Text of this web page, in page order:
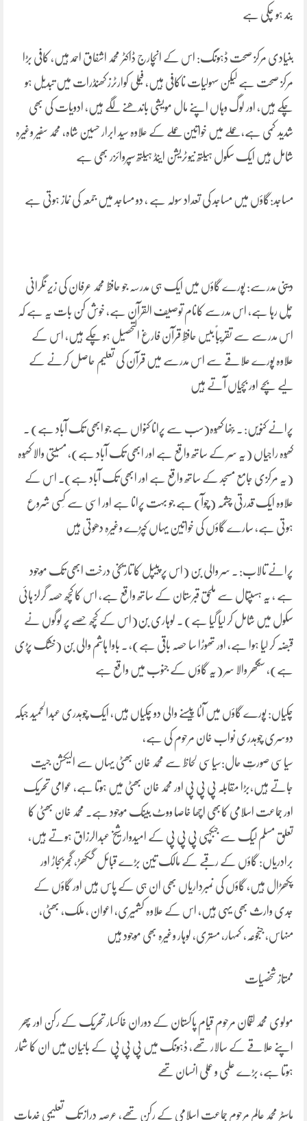
بند ہو چکی ہے
بنیادی مرکز صحت ڈہونگ: اس کے انچارج ڈاکٹر محمد اشفاق احمد ہیں، کافی بڑا
مرکز صحت ہے لیکن سہولیات ناکافی ہیں، فیملی کوارٹرز کھنڈرات میں تبدیل ہو
چکے ہیں، اور لوگ وہاں اپنے مال مویشی باندھنے لگے ہیں، ادویات کی بھی
شدید کمی ہے، عملے میں خواتین عملے کے علاوہ سید ابرار حسین شاہ، محمد سفیر وغیرہ
شامل ہیں ایک سکول ہیلتھ نیوٹریشن اینڈ ہیلتھ سپروائزر بھی ہے
مساجد:گاؤں میں مساجد کی تعداد سولہ ہے ، دو مساجد میں جمعہ کی نماز ہوتی ہے
دینی مدرسے: پورے گاؤں میں ایک ہی مدرسہ جو حافظ محمد عرفان کی زیر نگرانی
چل رہا ہے، اس مدرسے کانام توصیف القرآن ہے، خوش کن بات یہ ہے کہ
اس مدرسے سے تقریباً بیس حافظِ قرآن فارغ التحصیل ہو چکے ہیں، اس کے
علاوہ پورے علاقے سے اس مدرسے میں قرآن کی تعلیم حاصل کرنے کے
لیے بچے اور بچیاں آتے ہیں
پرانے کنویں: ۔ بُنھا کھُوہ(سب سے پرانا کنواں ہے جو ابھی تک آباد ہے) ۔
کھُوہ راجیاں (یہ سَر کے ساتھ واقع ہے اور ابھی تک آباد ہے)، مسیتی والا کھُوہ
(یہ مرکزی جامع مسجد کے ساتھ واقع ہے اور ابھی تک آباد ہے)۔ اس کے
علاوہ ایک قدرتی چشمہ (چوآ) ہے جو بہت پرانا ہے اور اسی سے کَسی شروع
ہوتی ہے، سارے گاؤں کی خواتین یہاں کپڑے وغیرہ دھوتی ہیں
پرانے تالاب: ۔ سر والی بَن (اس پر پیپل کا تاریخی درخت ابھی تک موجود
ہے ، یہ ہسپتال سے ملحق قبرستان کے ساتھ واقع ہے، اس کا کچھ حصہ گرلز ہائی
سکول میں شامل کر لیا گیا ہے) ۔ لوہاری بَن(اس کے کچھ حصے پر لوگوں نے
قبضہ کر لیا ہوا ہے، اور تھوڑا سا حصہ باقی ہے)، ۔ باوا ہاشم والی بَن (خشک پڑی
ہے)، سنگھر والا سَر (یہ گاؤں کے جنوب میں واقع ہے
چکیاں: پورے گاؤں میں آٹا پیسنے والی دو چکیاں ہیں، ایک چوہدری عبدالحمید جبکہ
دوسری چوہدری نواب خان مرحوم کی ہے،
سیاسی صورتِ حال:سیاسی لحاظ سے محمد خان بھٹی یہاں سے الیکشن جیت
جاتے ہیں،بڑا مقابلہ پی پی پی اور محمد خان بھٹی میں ہوتا ہے، عوامی تحریک
اور جماعت اسلامی کابھی اچھا خاصا ووٹ بینک موجود ہے۔ محمد خان بھٹی کا
تعلق مسلم لیگ سے جبکہپی پی پی پی کے امیدوار شیخ عبدالرزاق ہوتے ہیں،
برادریاں: گاؤں کے رقبے کے مالک تین بڑے قبائل گکھڑ، گجربجاڑ اور
پکھڑال ہیں، گاؤں کی نمبرداریاں بھی ان ہی کے پاس ہیں اور گاؤں کے
جدی وارث بھی یہی ہیں، اس کے علاوہ کشمیری، اعوان ، ملک، بھٹی،
منہاس، جنجوعہ، کمہار، مستری، لوہار وغیرہ بھی موجود ہیں
ممتاز شخصیات
مولوی محمد لقمان مرحوم قیام پاکستان کے دوران خاکسار تحریک کے رکن اور پھر
اپنے علاقے کے سالار تھے، ڈہونگ میں پی پی پی کے بانیان میں ان کا شمار
ہوتا ہے، بڑے علمی و عملی انسان تھے
ماسٹر محمد عالم مرحوم جماعت اسلامی کے رکن تھے، عرصہ دراز تک تعلیمی خدمات